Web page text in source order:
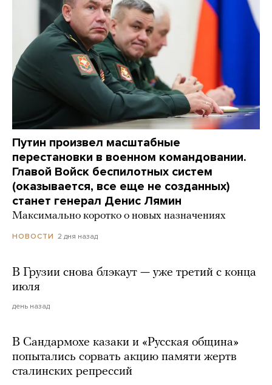
Путин произвел масштабные
перестановки в военном командовании.
Главой Войск беспилотных систем
(оказывается, все еще не созданных)
станет генерал Денис Лямин
Максимально коротко о новых назначениях
НОВОСТИ 2 дня назад
В Грузии снова блэкаут — уже третий с конца
июля
день назад
В Сандармохе казаки и «Русская община»
попытались сорвать акцию памяти жертв
сталинских репрессий